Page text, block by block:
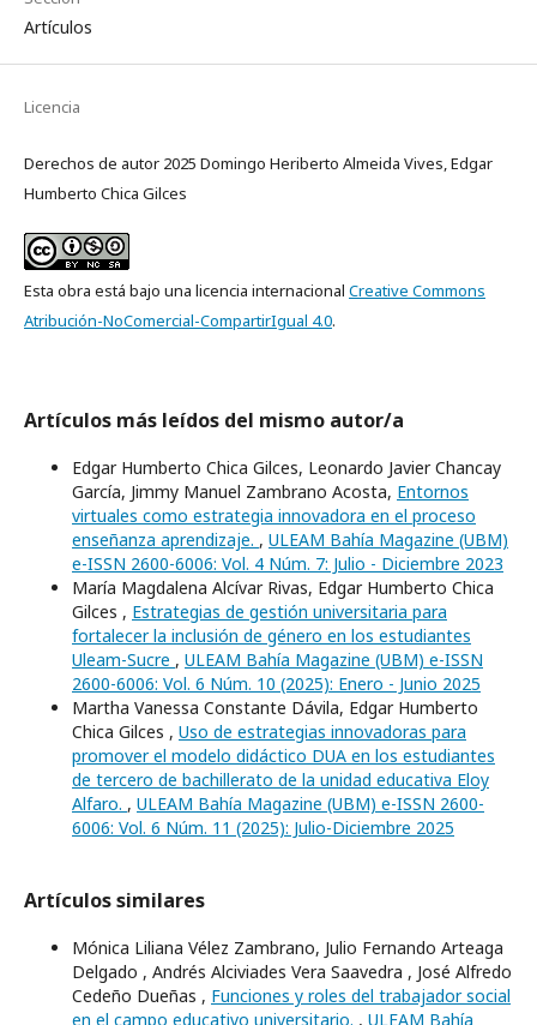
Artículos
Licencia
Derechos de autor 2025 Domingo Heriberto Almeida Vives, Edgar
Humberto Chica Gilces
Esta obra está bajo una licencia internacional Creative Commons
Atribución-NoComercial-CompartirIgual 4.0.
Artículos más leídos del mismo autor/a
Edgar Humberto Chica Gilces, Leonardo Javier Chancay
García, Jimmy Manuel Zambrano Acosta, Entornos
virtuales como estrategia innovadora en el proceso
enseñanza aprendizaje. , ULEAM Bahía Magazine (UBM)
e-ISSN 2600-6006: Vol. 4 Núm. 7: Julio - Diciembre 2023
María Magdalena Alcívar Rivas, Edgar Humberto Chica
Gilces , Estrategias de gestión universitaria para
fortalecer la inclusión de género en los estudiantes
Uleam-Sucre , ULEAM Bahía Magazine (UBM) e-ISSN
2600-6006: Vol. 6 Núm. 10 (2025): Enero - Junio 2025
Martha Vanessa Constante Dávila, Edgar Humberto
Chica Gilces , Uso de estrategias innovadoras para
promover el modelo didáctico DUA en los estudiantes
de tercero de bachillerato de la unidad educativa Eloy
Alfaro. , ULEAM Bahía Magazine (UBM) e-ISSN 2600-
6006: Vol. 6 Núm. 11 (2025): Julio-Diciembre 2025
Artículos similares
Mónica Liliana Vélez Zambrano, Julio Fernando Arteaga
Delgado , Andrés Alciviades Vera Saavedra , José Alfredo
Cedeño Dueñas , Funciones y roles del trabajador social
en el campo educativo universitario. , ULEAM Bahía